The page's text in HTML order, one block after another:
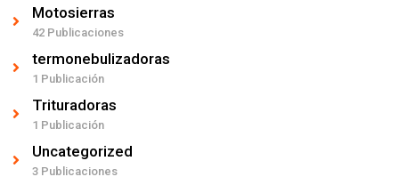
Motosierras
42 Publicaciones
termonebulizadoras
1 Publicación
Trituradoras
1 Publicación
Uncategorized
3 Publicaciones